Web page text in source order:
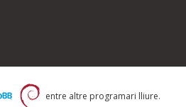
entre altre programari lliure.